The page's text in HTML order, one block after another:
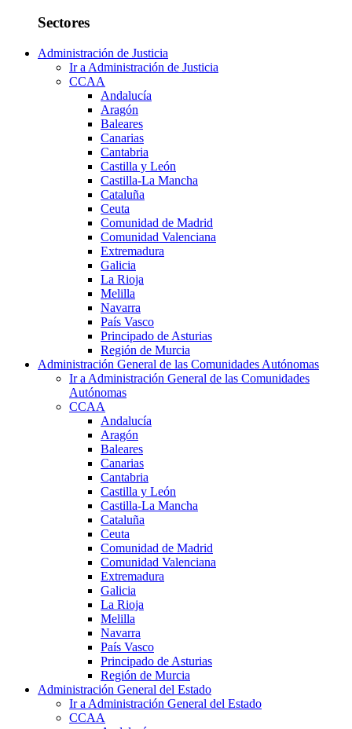
Sectores
Administración de Justicia
Ir a Administración de Justicia
CCAA
Andalucía
Aragón
Baleares
Canarias
Cantabria
Castilla y León
Castilla-La Mancha
Cataluña
Ceuta
Comunidad de Madrid
Comunidad Valenciana
Extremadura
Galicia
La Rioja
Melilla
Navarra
País Vasco
Principado de Asturias
Región de Murcia
Administración General de las Comunidades Autónomas
Ir a Administración General de las Comunidades
Autónomas
CCAA
Andalucía
Aragón
Baleares
Canarias
Cantabria
Castilla y León
Castilla-La Mancha
Cataluña
Ceuta
Comunidad de Madrid
Comunidad Valenciana
Extremadura
Galicia
La Rioja
Melilla
Navarra
País Vasco
Principado de Asturias
Región de Murcia
Administración General del Estado
Ir a Administración General del Estado
CCAA